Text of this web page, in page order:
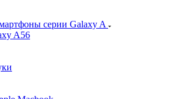
серии Galaxy A
A56